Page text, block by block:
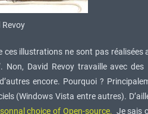
Revoy
ces illustrations ne sont pas réalisées
Non, David Revoy travaille avec
encore. Pourquoi ?
(Windows Vista entre autres).
choice of Open-source. Je sais